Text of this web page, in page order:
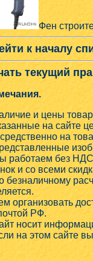
Фен
к началу
текущий
и цены
на сайте
на
работаем без
и со всеми
безналичному
организовать
РФ.
носит
на этом сайте